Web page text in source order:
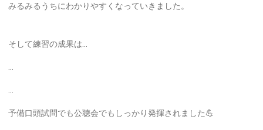
みるみるうちにわかりやすくなっていきました。
そして練習の成果は…
…
…
予備口頭試問でも公聴会でもしっかり発揮されました💪